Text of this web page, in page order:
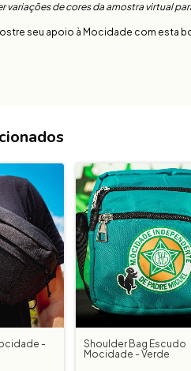
de cores da amostra virtual
seu apoio à Mocidade com esta
-
Shoulder Bag Escudo
Mocidade - Verde